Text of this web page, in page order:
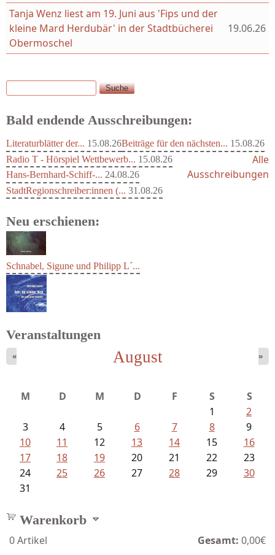
Tanja Wenz liest am 19. Juni aus 'Fips und der
kleine Mard Herdubär' in der Stadtbücherei
Obermoschel
19.06.26
Suchformular
Suche
Bald endende Ausschreibungen:
Literaturblätter der... 15.08.26Beiträge für den nächsten... 15.08.26
Radio T - Hörspiel Wettbewerb... 15.08.26
Hans-Bernhard-Schiff-... 24.08.26
StadtRegionschreiber:innen (... 31.08.26
Alle
Ausschreibungen
Neu erschienen:
Goetze, Christina - Ade, du schöne...
Schnabel, Sigune und Philipp L´...
Veranstaltungen
August
« »
M D M D F S
S
1
2
3
4 5 6 7 8
9
10
11 12 13 14 15
16
17
18 19 20 21 22
23
24
25 26 27 28 29
30
31
Warenkorb
0Artikel Gesamt: 0,00€